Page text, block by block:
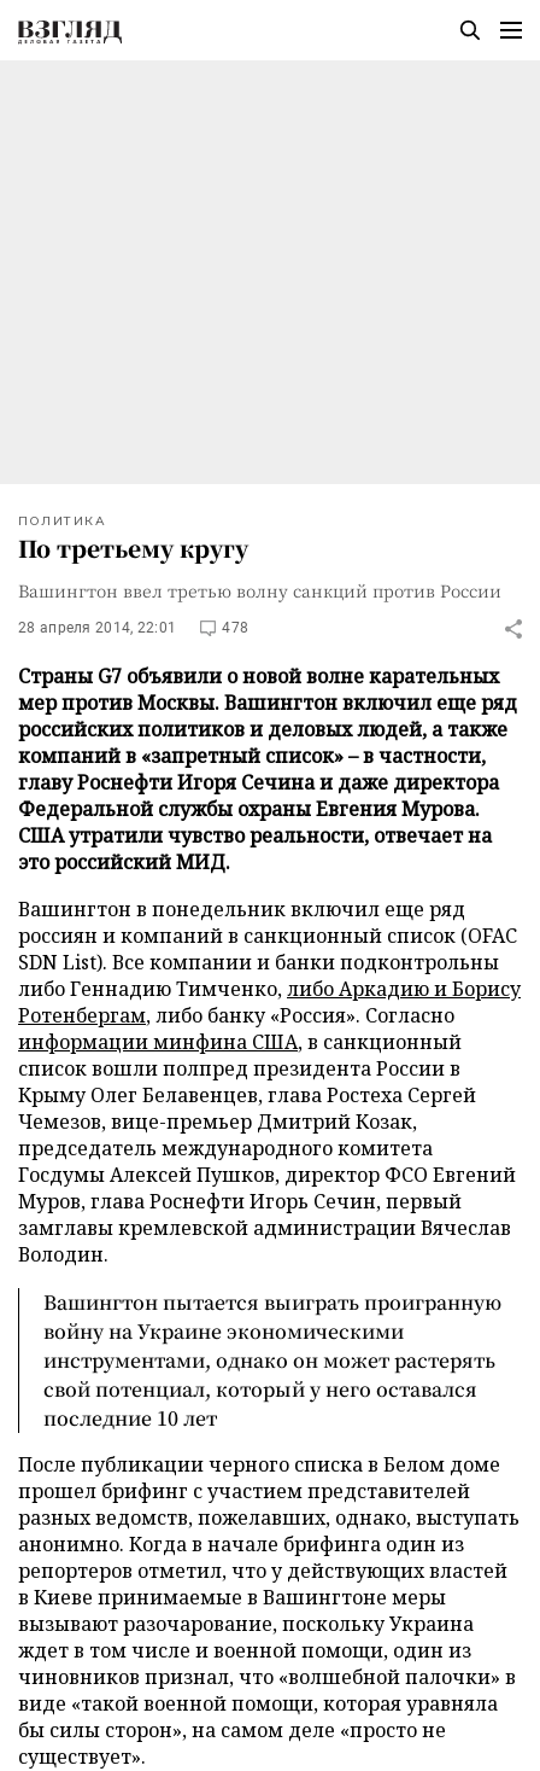
ПОЛИТИКА
По третьему кругу
Вашингтон ввел третью волну санкций против России
28 апреля 2014, 22:01 478
Страны G7 объявили о новой волне карательных
мер против Москвы. Вашингтон включил еще ряд
российских политиков и деловых людей, а также
компаний в «запретный список» – в частности,
главу Роснефти Игоря Сечина и даже директора
Федеральной службы охраны Евгения Мурова.
США утратили чувство реальности, отвечает на
это российский МИД.
Вашингтон в понедельник включил еще ряд
россиян и компаний в санкционный список (OFAC
SDN List). Все компании и банки подконтрольны
либо Геннадию Тимченко,либо Аркадию и Борису
Ротенбергам, либо банку «Россия». Согласно
информации минфина США, в санкционный
список вошли полпред президента России в
Крыму Олег Белавенцев, глава Ростеха Сергей
Чемезов, вице-премьер Дмитрий Козак,
председатель международного комитета
Госдумы Алексей Пушков, директор ФСО Евгений
Муров, глава Роснефти Игорь Сечин, первый
замглавы кремлевской администрации Вячеслав
Володин.
Вашингтон пытается выиграть проигранную
войну на Украине экономическими
инструментами, однако он может растерять
свой потенциал, который у него оставался
последние 10 лет
После публикации черного списка в Белом доме
прошел брифинг с участием представителей
разных ведомств, пожелавших, однако, выступать
анонимно. Когда в начале брифинга один из
репортеров отметил, что у действующих властей
в Киеве принимаемые в Вашингтоне меры
вызывают разочарование, поскольку Украина
ждет в том числе и военной помощи, один из
чиновников признал, что «волшебной палочки» в
виде «такой военной помощи, которая уравняла
бы силы сторон», на самом деле «просто не
существует».